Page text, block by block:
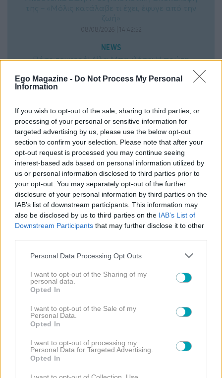
Ego Magazine - Do Not Process My Personal
Information
If you wish to opt-out of the sale, sharing to third parties, or
processing of your personal or sensitive information for
targeted advertising by us, please use the below opt-out
section to confirm your selection. Please note that after your
opt-out request is processed you may continue seeing
interest-based ads based on personal information utilized by
us or personal information disclosed to third parties prior to
your opt-out. You may separately opt-out of the further
disclosure of your personal information by third parties on the
IAB’s list of downstream participants. This information may
also be disclosed by us to third parties on the IAB’s List of
Downstream Participants that may further disclose it to other
Please note that this website/app uses one or more Google
not limited to your visit or usage behaviour. You may click to
grant or deny consent to Google and its third-party tags to
use your data for below specified purposes in below Google
consent section.
Personal Data Processing Opt Outs
I want to opt-out of the Sharing of my
personal data.
Opted In
I want to opt-out of the Sale of my
Personal Data.
Opted In
I want to opt-out of processing my
Personal Data for Targeted Advertising.
Opted In
08/08/2026 | 14:42:52
NEWS
Πόσο τρυφερό! Λίλα Μπακλέση: Η πρώτη
γέννηση του γιου της
NEWS
Ανδρομάχη: Ξανά μαζί με τον γιο της μετά το
εξιτήριο – Το όλο νόημα μήνυμα της
(Φωτογραφία)
08/08/2026 | 13:28:05
NEWS, ΚΟΙΝΩΝΙΑ
Θρίλερ στον Λυκαβηττό: Βρέθηκε σορός
γυναίκας σε προχωρημένη αποσύνθεση- Οι
πρώτες πληροφορίες
08/08/2026 | 13:17:58
NEWS
Δημουλίδου: Η απάντηση για τη μήνυση της
Αλεξανδράτου – «Δεν σε αναγνώρισα, όταν
κατάλαβα ποια είσαι…»
08/08/2026 | 12:51:20
Συγκινεί ο Παπαμιχαήλ: Το μήνυμα για τα 22
χρόνια από τον θάνατο του πατέρα του
NEWS
Επιτέλους! Αυτή είναι η αλήθεια για Μάστορα-
Καληφώνη- Τι πραγματικά συμβαίνει ανάμεσα